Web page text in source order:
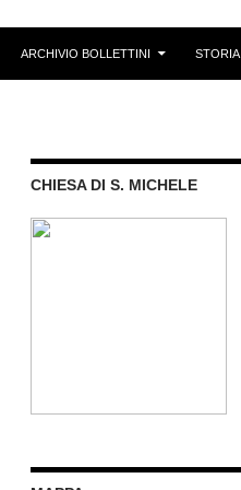
ARCHIVIO BOLLETTINI STORIA
CHIESA DI S. MICHELE